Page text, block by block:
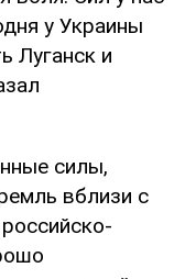
у Украины
Луганск и
силы,
вблизи с